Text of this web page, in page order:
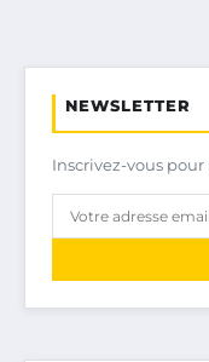
NEWSLETTER
Inscrivez-vous